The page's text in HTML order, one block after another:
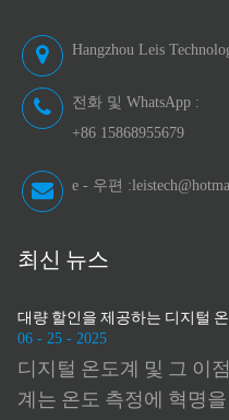
Hangzhou Leis
전화 및 WhatsApp :
+86 15868955679
e - 우편 :
최신 뉴스
대량 할인을 제공하는 디지털
06 - 25 - 2025
디지털 온도계 및 그 이
계는 온도 측정에 혁명